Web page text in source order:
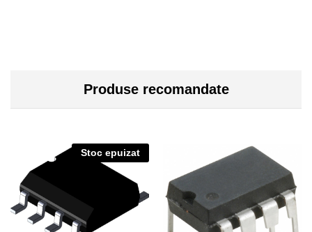
Produse recomandate
Stoc epuizat